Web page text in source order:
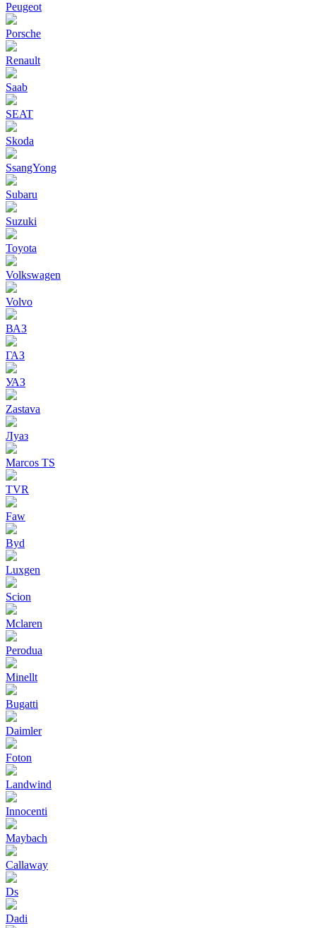
Peugeot
Porsche
Renault
Saab
SEAT
Skoda
SsangYong
Subaru
Suzuki
Toyota
Volkswagen
Volvo
ВАЗ
ГАЗ
УАЗ
Zastava
Луаз
Marcos TS
TVR
Faw
Byd
Luxgen
Scion
Mclaren
Perodua
Minellt
Bugatti
Daimler
Foton
Landwind
Innocenti
Maybach
Callaway
Ds
Dadi